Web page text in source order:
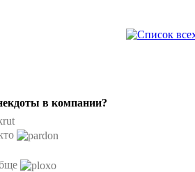
в компании?